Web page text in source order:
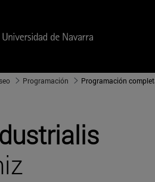
Programación Programación